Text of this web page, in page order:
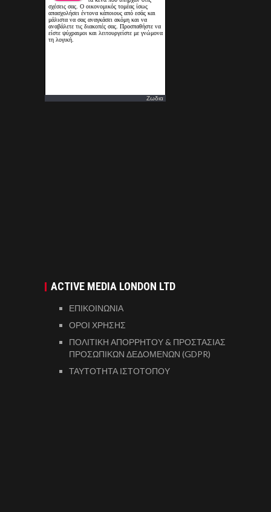
Ζωδια
ACTIVE MEDIA LONDON LTD
ΕΠΙΚΟΙΝΩΝΙΑ
ΟΡΟΙ ΧΡΗΣΗΣ
ΠΟΛΙΤΙΚΗ ΑΠΟΡΡΗΤΟΥ & ΠΡΟΣΤΑΣΙΑΣ
ΠΡΟΣΩΠΙΚΩΝ ΔΕΔΟΜΕΝΩΝ (GDPR)
ΤΑΥΤΟΤΗΤΑ ΙΣΤΟΤΟΠΟΥ